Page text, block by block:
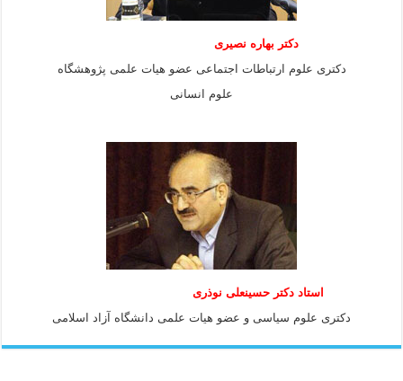
دکتر بهاره نصیری
دکتری علوم ارتباطات اجتماعی عضو هیات علمی پژوهشگاه
علوم انسانی
استاد دكتر حسينعلی نوذری
دكتری علوم سياسی و عضو هيات علمی دانشگاه آزاد اسلامی